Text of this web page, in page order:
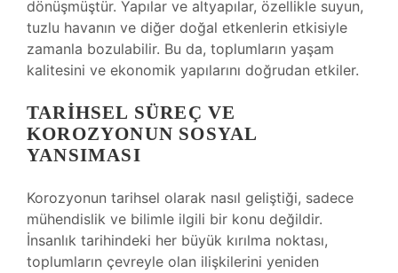
dönüşmüştür. Yapılar ve altyapılar, özellikle suyun,
tuzlu havanın ve diğer doğal etkenlerin etkisiyle
zamanla bozulabilir. Bu da, toplumların yaşam
kalitesini ve ekonomik yapılarını doğrudan etkiler.
TARIHSEL SÜREÇ VE
KOROZYONUN SOSYAL
YANSIMASI
Korozyonun tarihsel olarak nasıl geliştiği, sadece
mühendislik ve bilimle ilgili bir konu değildir.
İnsanlık tarihindeki her büyük kırılma noktası,
toplumların çevreyle olan ilişkilerini yeniden